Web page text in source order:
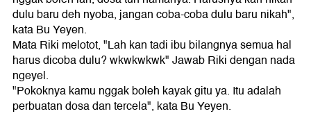
dulu baru deh nyoba, jangan coba-coba dulu baru nikah",
kata Bu Yeyen.
Mata Riki melotot, "Lah kan tadi ibu bilangnya semua hal
harus dicoba dulu? wkwkwkwk" Jawab Riki dengan nada
ngeyel.
"Pokoknya kamu nggak boleh kayak gitu ya. Itu adalah
perbuatan dosa dan tercela", kata Bu Yeyen.